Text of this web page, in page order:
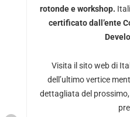
rotonde e workshop.
certificato dall’ente
Visita il sito web di
dell’ultimo vertice
dettagliata del